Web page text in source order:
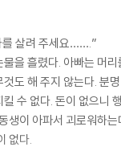
를 살려 주세요…….”
을 흘렸다. 아빠는 머
도 해 주지 않는다. 분
수 없다. 돈이 없으니
생이 아파서 괴로워하
없다.